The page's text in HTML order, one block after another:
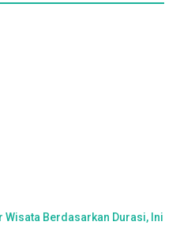
Wisata Berdasarkan Durasi, Ini